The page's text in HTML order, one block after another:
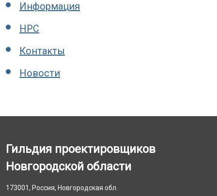
Информация
НРС
Контакты
Новости
Гильдия проектировщиков
Новгородской области
173001, Россия, Новгородская обл.